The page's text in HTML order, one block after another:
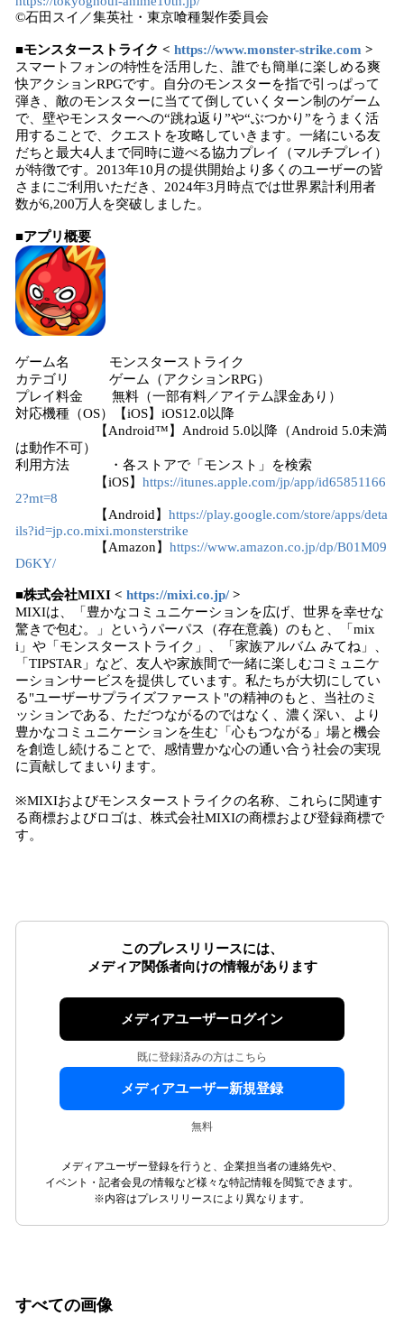
©石田スイ／集英社・東京喰種製作委員会
■モンスターストライク < https://www.monster-strike.com >
スマートフォンの特性を活用した、誰でも簡単に楽しめる爽
快アクションRPGです。自分のモンスターを指で引っぱって
弾き、敵のモンスターに当てて倒していくターン制のゲーム
で、壁やモンスターへの“跳ね返り”や“ぶつかり”をうまく活
用することで、クエストを攻略していきます。一緒にいる友
だちと最大4人まで同時に遊べる協力プレイ（マルチプレイ）
が特徴です。2013年10月の提供開始より多くのユーザーの皆
さまにご利用いただき、2024年3月時点では世界累計利用者
数が6,200万人を突破しました。
■アプリ概要
ゲーム名 モンスターストライク
カテゴリ ゲーム（アクションRPG）
プレイ料金 無料（一部有料／アイテム課金あり）
対応機種（OS）【iOS】iOS12.0以降
【Android™】Android 5.0以降（Android 5.0未満
は動作不可）
利用方法 ・各ストアで「モンスト」を検索
【iOS】 https://itunes.apple.com/jp/app/id65851166
2?mt=8
【Android】 https://play.google.com/store/apps/deta
ils?id=jp.co.mixi.monsterstrike
【Amazon】 https://www.amazon.co.jp/dp/B01M09
D6KY/
■株式会社MIXI < https://mixi.co.jp/>
MIXIは、「豊かなコミュニケーションを広げ、世界を幸せな
驚きで包む。」というパーパス（存在意義）のもと、「mix
i」や「モンスターストライク」、「家族アルバム みてね」、
「TIPSTAR」など、友人や家族間で一緒に楽しむコミュニケ
ーションサービスを提供しています。私たちが大切にしてい
る"ユーザーサプライズファースト"の精神のもと、当社のミ
ッションである、ただつながるのではなく、濃く深い、より
豊かなコミュニケーションを生む「心もつながる」場と機会
を創造し続けることで、感情豊かな心の通い合う社会の実現
に貢献してまいります。
※MIXIおよびモンスターストライクの名称、これらに関連す
る商標およびロゴは、株式会社MIXIの商標および登録商標で
す。
このプレスリリースには、
メディア関係者向けの情報があります
メディアユーザーログイン
既に登録済みの方はこちら
メディアユーザー新規登録
無料
メディアユーザー登録を行うと、企業担当者の連絡先や、
イベント・記者会見の情報など様々な特記情報を閲覧できます。
※内容はプレスリリースにより異なります。
すべての画像